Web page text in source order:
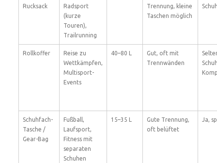
Rucksack
Radsport
(kurze
Touren),
Trailrunning
Trennung, kleine
Taschen möglich
Rollkoffer
Reise zu
Wettkämpfen,
Multisport-
Events
40–80 L
Gut, oft mit
Trennwänden
Schuhfach-
Tasche /
Gear-Bag
Fußball,
Laufsport,
Fitness mit
separaten
Schuhen
15–35 L
Gute Trennung,
oft belüftet
Ja,